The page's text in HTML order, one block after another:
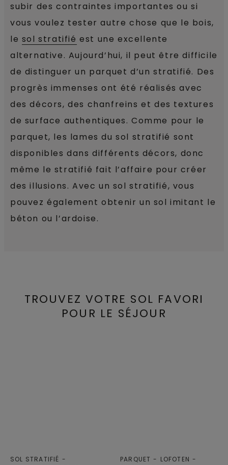
subir des contraintes importantes ou si
vous voulez tester autre chose que le bois,
le sol stratifié est une excellente
alternative. Aujourd’hui, il peut être difficile
de distinguer un parquet d’un stratifié. Des
progrès immenses ont été réalisés avec
des décors, des chanfreins et des textures
de surface authentiques. Comme pour le
parquet, les lames du sol stratifié sont
disponibles dans différents décors, donc
même le stratifié fait l’affaire pour créer
des illusions. Avec un sol stratifié, vous
pouvez également obtenir un sol imitant le
béton ou l’ardoise.
TROUVEZ VOTRE SOL FAVORI
POUR LE SÉJOUR
SOL STRATIFIÉ
PARQUET
LOFOTEN